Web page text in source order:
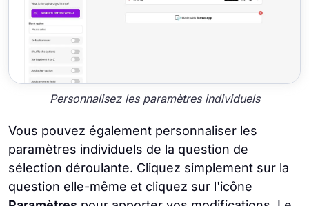
Personnalisez les paramètres individuels
Vous pouvez également personnaliser les
paramètres individuels de la question de
sélection déroulante. Cliquez simplement sur la
question elle-même et cliquez sur l'icône